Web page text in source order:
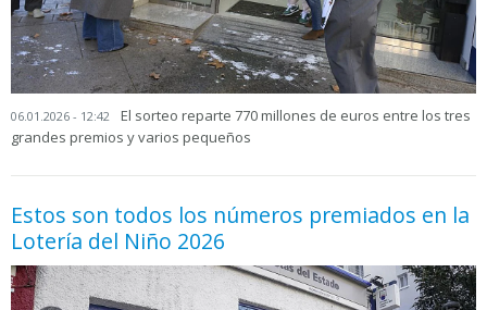
06.01.2026 - 12:42
El sorteo reparte 770 millones de euros entre los tres
grandes premios y varios pequeños
Estos son todos los números premiados en la
Lotería del Niño 2026